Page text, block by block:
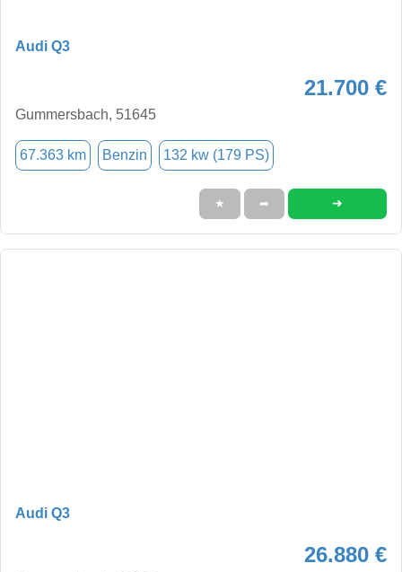
Audi Q3
21.700 €
Gummersbach, 51645
67.363 km Benzin 132 kw (179 PS)
★ ➦ ➜
Audi Q3
26.880 €